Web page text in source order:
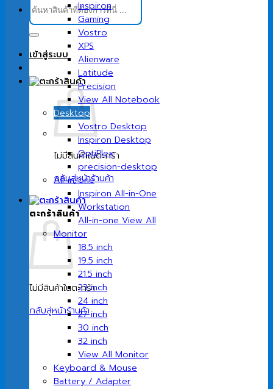
เข้าสู่ระบบ
ไม่มีสินค้าในตะกร้า
กลับสู่หน้าร้านค้า
ตะกร้าสินค้า
ไม่มีสินค้าในตะกร้า
กลับสู่หน้าร้านค้า
Inspiron
Gaming
Vostro
XPS
Alienware
Latitude
Precision
View All Notebook
Desktop
Vostro Desktop
Inspiron Desktop
OptiPlex
precision-desktop
All-in-one
Inspiron All-in-One
Workstation
All-in-one View All
Monitor
18.5 inch
19.5 inch
21.5 inch
23 inch
24 inch
27 inch
30 inch
32 inch
View All Monitor
Keyboard & Mouse
Battery / Adapter